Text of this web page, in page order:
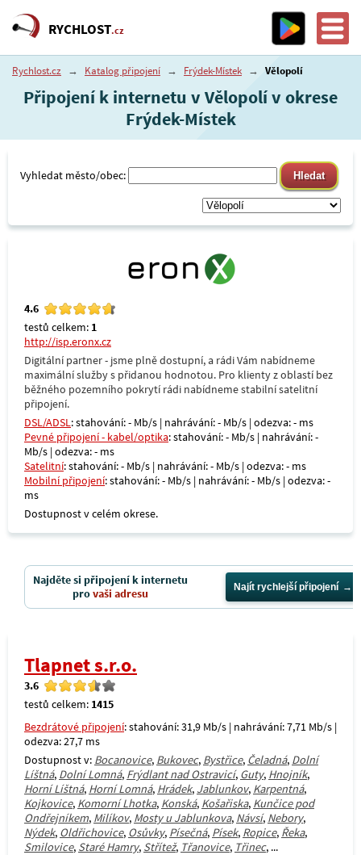
RYCHLOST.cz
Rychlost.cz → Katalog připojení → Frýdek-Místek → Vělopolí
Připojení k internetu v Vělopolí v okrese
Frýdek-Místek
Vyhledat město/obec:
4.6
testů celkem: 1
http://isp.eronx.cz
Digitální partner - jsme plně dostupní, a rádi Vám nabídneme
maximální služby s přidanou hodnotou. Pro klienty z oblastí bez
běžného pozemního pokrytí rádi nabídneme stabilní satelitní
připojení.
DSL/ADSL: stahování: - Mb/s | nahrávání: - Mb/s | odezva: - ms
Pevné připojení - kabel/optika: stahování: - Mb/s | nahrávání: -
Mb/s | odezva: - ms
Satelitní: stahování: - Mb/s | nahrávání: - Mb/s | odezva: - ms
Mobilní připojení: stahování: - Mb/s | nahrávání: - Mb/s | odezva: -
ms
Dostupnost v celém okrese.
Najděte si připojení k internetu
provaši adresu Najít rychlejší připojení
Tlapnet s.r.o.
3.6
testů celkem: 1415
Bezdrátové připojení: stahování: 31,9 Mb/s | nahrávání: 7,71 Mb/s |
odezva: 27,7 ms
Dostupnost v: Bocanovice, Bukovec, Bystřice, Čeladná, Dolní
Líštná, Dolní Lomná, Frýdlant nad Ostravicí, Guty, Hnojník,
Horní Líštná, Horní Lomná, Hrádek, Jablunkov, Karpentná,
Kojkovice, Komorní Lhotka, Konská, Košařiska, Kunčice pod
Ondřejníkem, Milíkov, Mosty u Jablunkova, Návsí, Nebory,
Nýdek, Oldřichovice, Osůvky, Písečná, Písek, Ropice, Řeka,
Smilovice, Staré Hamry, Střítež, Třanovice, Třinec, ...